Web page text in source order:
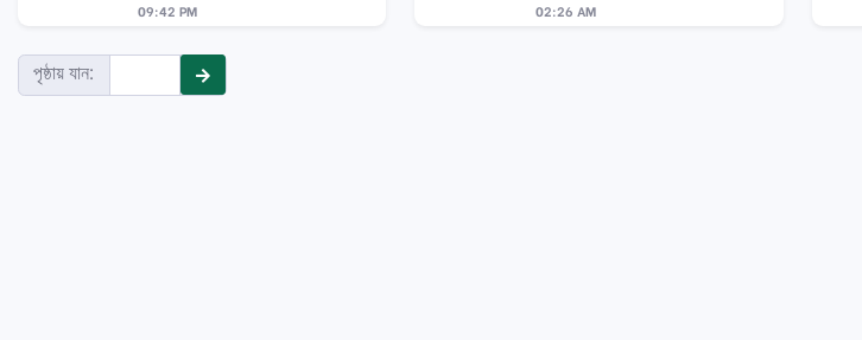
09:42 PM
02:26 AM
পৃষ্ঠায় যান: